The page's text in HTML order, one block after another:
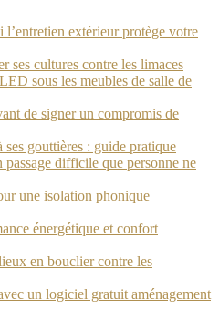
extérieur protège votre
ses cultures contre les limaces
sous les meubles de salle de
de signer un compromis de
ses gouttières : guide pratique
difficile que personne ne
une isolation phonique
énergétique et confort
en bouclier contre les
un logiciel gratuit aménagement